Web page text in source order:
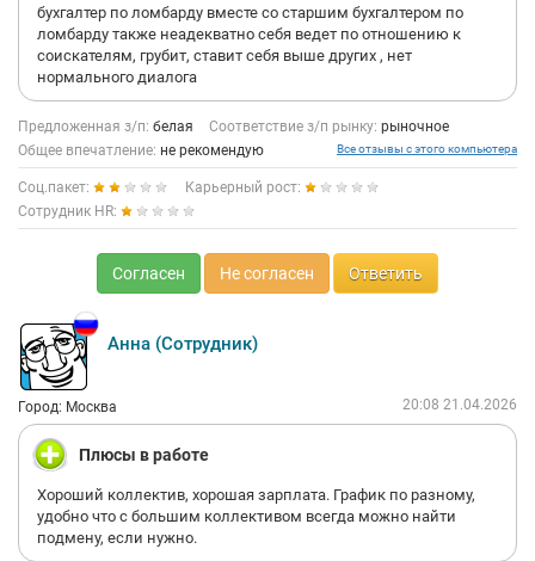
бухгалтер по ломбарду вместе со старшим бухгалтером по
ломбарду также неадекватно себя ведет по отношению к
соискателям, грубит, ставит себя выше других , нет
нормального диалога
Предложенная з/п: белая Соответствие з/п рынку: рыночное
Общее впечатление: не рекомендую Все отзывы с этого компьютера
Соц.пакет:
Карьерный рост:
Сотрудник HR:
Согласен Не согласен Ответить
Анна (Сотрудник)
Город: Москва 20:08 21.04.2026
Плюсы в работе
Хороший коллектив, хорошая зарплата. График по разному,
удобно что с большим коллективом всегда можно найти
подмену, если нужно.